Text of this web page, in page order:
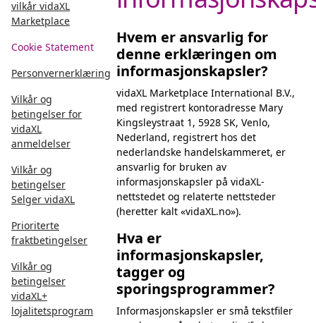
vilkår vidaXL
Marketplace
Cookie Statement
Personvernerklæring
Vilkår og
betingelser for
vidaXL
anmeldelser
Vilkår og
betingelser
Selger vidaXL
Prioriterte
fraktbetingelser
Vilkår og
betingelser
vidaXL+
lojalitetsprogram
Hvem er ansvarlig for
denne erklæringen om
informasjonskapsler?
vidaXL Marketplace International B.V.,
med registrert kontoradresse Mary
Kingsleystraat 1, 5928 SK, Venlo,
Nederland, registrert hos det
nederlandske handelskammeret, er
ansvarlig for bruken av
informasjonskapsler på vidaXL-
nettstedet og relaterte nettsteder
(heretter kalt «vidaXL.no»).
Hva er
informasjonskapsler,
tagger og
sporingsprogrammer?
Informasjonskapsler er små tekstfiler